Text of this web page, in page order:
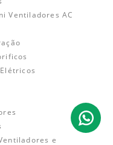
Ventiladores AC
e